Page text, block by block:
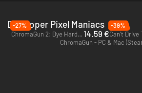
Developer Pixel Maniacs
-27%
ChromaGun 2: Dye Hard - PC (Steam)14.59 €
-39%
ChromaGun - PC & Mac